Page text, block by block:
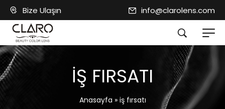
Bize Ulaşın info@clarolens.com
IŞ FIRSATI
Anasayfa » iş fırsatı